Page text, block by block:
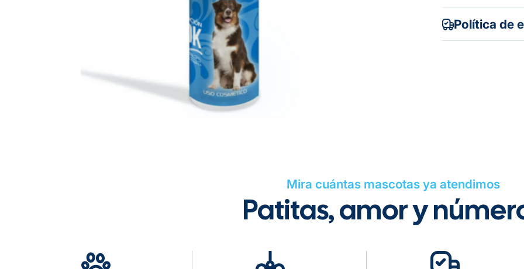
Política de
Tiempo de
Gratis en
De 11 kg a 20
Mira cuántas mascotas ya atendimos
Patitas, amor y